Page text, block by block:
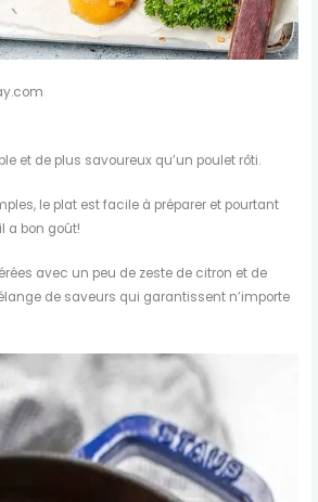
et de plus savoureux qu’un poulet rôti.
le plat est facile à préparer et pourtant
a bon goût!
avec un peu de zeste de citron et de
de saveurs qui garantissent n’importe